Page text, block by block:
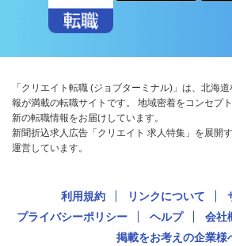
「クリエイト転職 (ジョブターミナル)」は、北海
報が満載の転職サイトです。 地域密着をコンセプ
新の転職情報をお届けしています。
新聞折込求人広告「クリエイト 求人特集」を展開
運営しています。
利用規約 リンクについて
プライバシーポリシー
ヘルプ 会社
掲載をお考えの企業様